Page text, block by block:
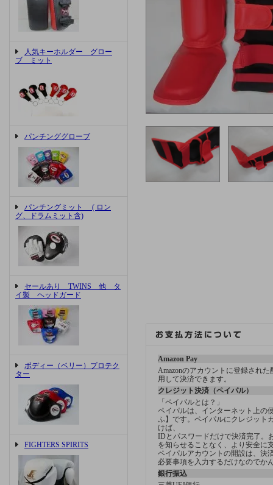
人気キーホルダー グロー
ブ ミット
パンチンググローブ
パンチングミット ( ロン
グ、ドラムミット含)
セールあり TWINS 他 タ
イ製 ヘッドガード
ボディー（ベリー）プロテク
ター
FIGHTERS SPIRITS
Amazon Pay
Amazonのアカウントに登録され
用して決済できます。
クレジット決済（ペイパル）
「ペイパルとは？」
ペイパルは、インターネット上の
ふ】です。ペイパルにクレジット
けば、
IDとパスワードだけで決済完了。
を知らせることなく、より安全に
ペイパルアカウントの開設は、決
必要事項を入力するだけなのでか
銀行振込